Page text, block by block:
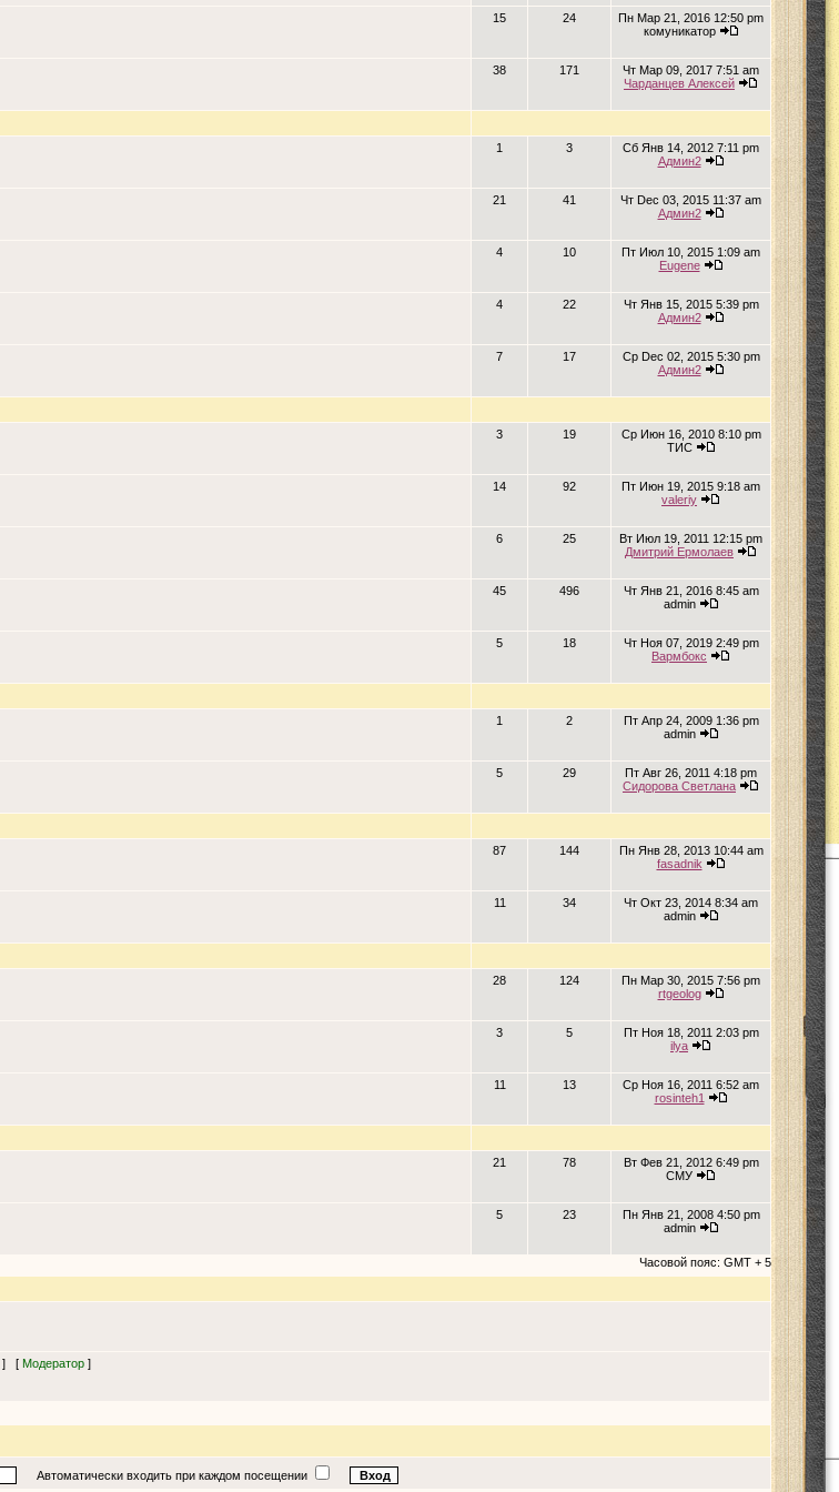
15 24
Пн Мар 21, 2016 12:50 pm
комуникатор
38 171
Чт Мар 09, 2017 7:51 am
Чарданцев Алексей
1 3
Сб Янв 14, 2012 7:11 pm
Админ2
21 41
Чт Dec 03, 2015 11:37 am
Админ2
4 10
Пт Июл 10, 2015 1:09 am
Eugene
4 22
Чт Янв 15, 2015 5:39 pm
Админ2
7 17
Ср Dec 02, 2015 5:30 pm
Админ2
3 19
Ср Июн 16, 2010 8:10 pm
ТИС
14 92
Пт Июн 19, 2015 9:18 am
valeriy
6 25
Вт Июл 19, 2011 12:15 pm
Дмитрий Ермолаев
45 496
Чт Янв 21, 2016 8:45 am
admin
5 18
Чт Ноя 07, 2019 2:49 pm
Вармбокс
1 2
Пт Апр 24, 2009 1:36 pm
admin
5 29
Пт Авг 26, 2011 4:18 pm
Сидорова Светлана
87 144
Пн Янв 28, 2013 10:44 am
fasadnik
11 34
Чт Окт 23, 2014 8:34 am
admin
28 124
Пн Мар 30, 2015 7:56 pm
rtgeolog
3 5
Пт Ноя 18, 2011 2:03 pm
ilya
11 13
Ср Ноя 16, 2011 6:52 am
rosinteh1
21 78
Вт Фев 21, 2012 6:49 pm
СМУ
5 23
Пн Янв 21, 2008 4:50 pm
admin
Часовой пояс: GMT + 5
] [ Модератор ]
Автоматически входить при каждом посещении